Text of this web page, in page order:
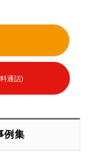
通話)
例集